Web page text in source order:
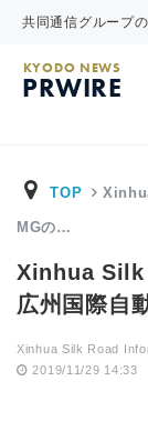
共同通信グループ
KYODO NEWS
PRWIRE
TOP
MGの…
Xinhua Silk
広州国際自
Xinhua Silk Road
2019/11/29 14:33